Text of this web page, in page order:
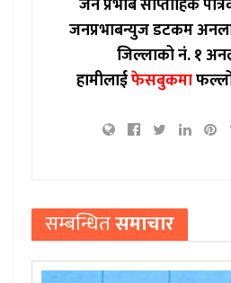
जन प्रभाब साप्ताहिक
जनप्रभाबन्युज डटकम
जिल्लाको नं. १
हामीलाईफेसबुकमाफल्लो
सम्बन्धितसमाचार